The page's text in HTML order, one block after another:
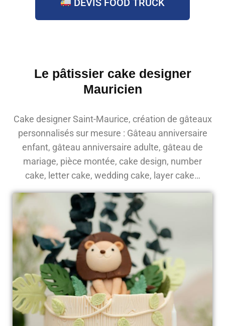
DEVIS FOOD TRUCK
Le pâtissier cake designer
Mauricien
Cake designer Saint-Maurice, création de gâteaux
personnalisés sur mesure : Gâteau anniversaire
enfant, gâteau anniversaire adulte, gâteau de
mariage, pièce montée, cake design, number
cake, letter cake, wedding cake, layer cake…